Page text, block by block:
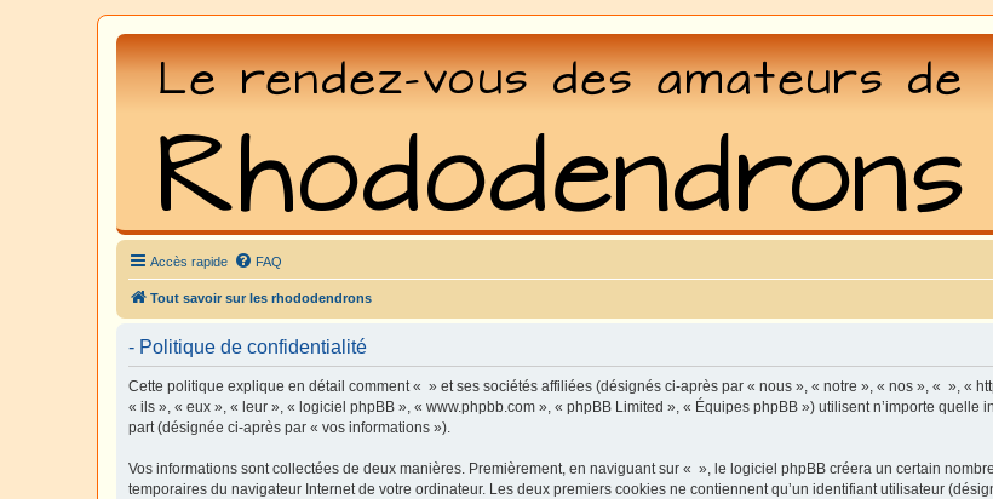
Accès rapide FAQ
Tout savoir sur les rhododendrons
- Politique de confidentialité
Cette politique explique en détail comment « » et ses sociétés affiliées (désignés ci-après par « nous », « notre », « nos », « », «
« ils », « eux », « leur », « logiciel phpBB », « www.phpbb.com », « phpBB Limited », « Équipes phpBB ») utilisent n’importe quelle
part (désignée ci-après par « vos informations »).
Vos informations sont collectées de deux manières. Premièrement, en naviguant sur « », le logiciel phpBB créera un certain
temporaires du navigateur Internet de votre ordinateur. Les deux premiers cookies ne contiennent qu’un identifiant utilisateur